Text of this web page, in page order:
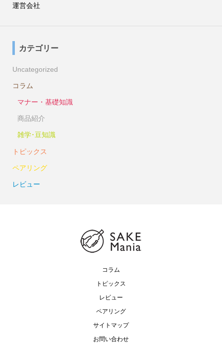
運営会社
カテゴリー
Uncategorized
コラム
マナー・基礎知識
商品紹介
雑学･豆知識
トピックス
ペアリング
レビュー
コラム
トピックス
レビュー
ペアリング
サイトマップ
お問い合わせ